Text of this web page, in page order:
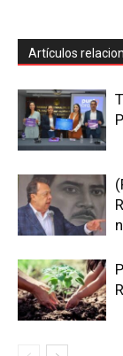
Artículos